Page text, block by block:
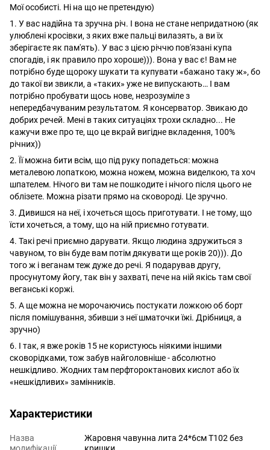
Мої особисті. Ні на що не претендую)
1. У вас надійна та зручна річ. І вона не стане непридатною (як
улюблені кросівки, з яких вже пальці вилазять, а ви їх
зберігаєте як пам'ять). У вас з цією річчю пов'язані купа
спогадів, і як правило про хороше))). Вона у вас є! Вам не
потрібно буде щороку шукати та купувати «бажано таку ж», бо
до такої ви звикли, а «таких» уже не випускають… І вам
потрібно пробувати щось нове, незрозуміле з
непередбачуваним результатом. Я консерватор. Звикаю до
добрих речей. Мені в таких ситуаціях трохи складно... Не
кажучи вже про те, що це вкрай вигідне вкладення, 100%
річних))
2. Її можна бити всім, що під руку попадеться: можна
металевою лопаткою, можна ножем, можна виделкою, та хоч
шпателем. Нічого ви там не пошкодите і нічого після цього не
облізете. Можна різати прямо на сковороді. Це зручно.
3. Дивишся на неї, і хочеться щось приготувати. І не тому, що
їсти хочеться, а тому, що на ній приємно готувати.
4. Такі речі приємно дарувати. Якщо людина здружиться з
чавуном, то він буде вам потім дякувати ще років 20))). До
того ж і веганам теж дуже до речі. Я подарував другу,
просунутому йогу, так він у захваті, пече на ній якісь там свої
веганські коржі.
5. А ще можна не морочаючись постукати ложкою об борт
після помішування, збивши з неї шматочки їжі. Дрібниця, а
зручно)
6. І так, я вже років 15 не користуюсь ніякими іншими
сковорідками, тож забув найголовніше - абсолютно
нешкідливо. Жодних там перфтороктанових кислот або їх
«нешкідливих» замінників.
Характеристики
Назва
модифікації
Жаровня чавунна лита 24*6см Т102 без
кришки